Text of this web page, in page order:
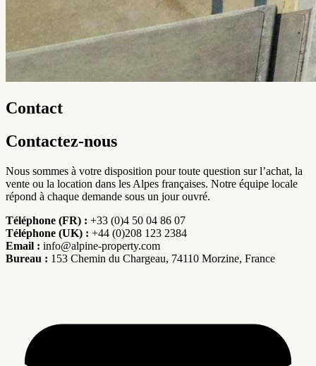
Contact
Contactez-nous
Nous sommes à votre disposition pour toute question sur l’achat, la
vente ou la location dans les Alpes françaises. Notre équipe locale
répond à chaque demande sous un jour ouvré.
Téléphone (FR) : +33 (0)4 50 04 86 07
Téléphone (UK) : +44 (0)208 123 2384
Email : info@alpine-property.com
Bureau : 153 Chemin du Chargeau, 74110 Morzine, France